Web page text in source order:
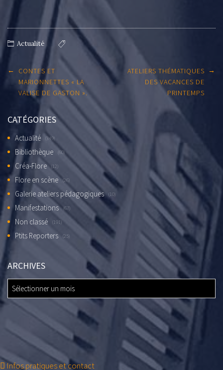
Actualité
Post
navigation
←
CONTES ET
MARIONNETTES « LA
VALISE DE GASTON ».
ATELIERS THÉMATIQUES
DES VACANCES DE
PRINTEMPS
→
CATÉGORIES
Actualité (349)
Bibliothèque (60)
Créa-Flore (12)
Flore en scène (26)
Galerie ateliers pédagogiques (10)
Manifestations (67)
Non classé (191)
Ptits Reporters (25)
ARCHIVES
ARCHIVES
Infos pratiques et contact